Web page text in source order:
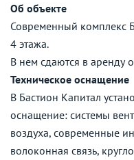
Об объекте
Современный комплекс
4 этажа.
В нем сдаются в аренду
Техническое оснащение
В Бастион Капитал
оснащение: системы
воздуха, современные
волоконная связь,